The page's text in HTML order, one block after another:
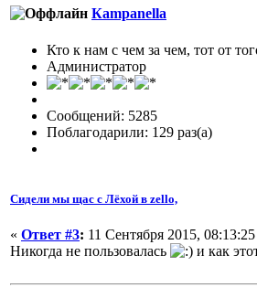
Кampanella
Кто к нам с чем за чем, тот от
Администратор
Сообщений: 5285
Поблагодарили: 129 раз(а)
Сидели мы щас с Лёхой в zello,
« Ответ #3: 11 Сентября 2015, 08:13:25
Никогда не пользовалась
и как